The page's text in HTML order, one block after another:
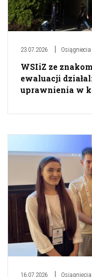
23.07.2026
WSIiZ ze
ewaluacji
uprawnienia w
16.07.2026